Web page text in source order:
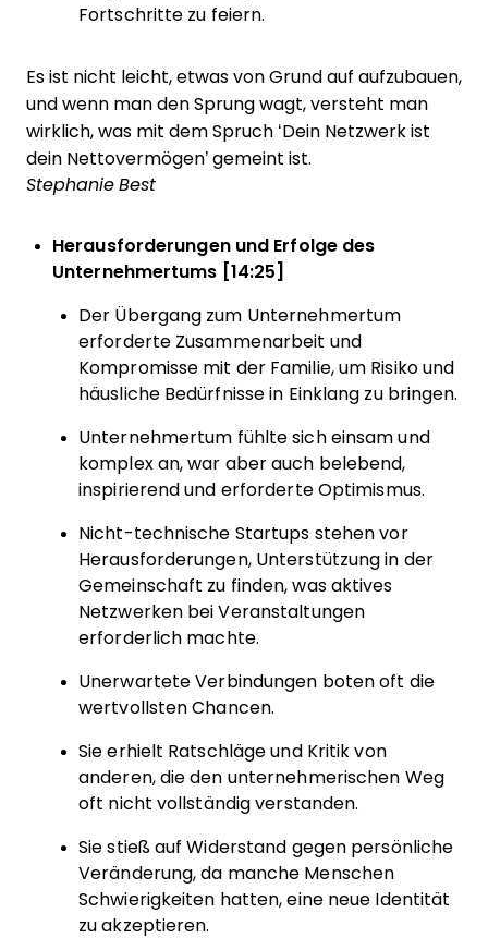
Fortschritte zu feiern.
Es ist nicht leicht, etwas von Grund auf aufzubauen,
und wenn man den Sprung wagt, versteht man
wirklich, was mit dem Spruch ‘Dein Netzwerk ist
dein Nettovermögen’ gemeint ist.
Stephanie Best
Herausforderungen und Erfolge des
Unternehmertums [14:25]
Der Übergang zum Unternehmertum
erforderte Zusammenarbeit und
Kompromisse mit der Familie, um Risiko und
häusliche Bedürfnisse in Einklang zu bringen.
Unternehmertum fühlte sich einsam und
komplex an, war aber auch belebend,
inspirierend und erforderte Optimismus.
Nicht-technische Startups stehen vor
Herausforderungen, Unterstützung in der
Gemeinschaft zu finden, was aktives
Netzwerken bei Veranstaltungen
erforderlich machte.
Unerwartete Verbindungen boten oft die
wertvollsten Chancen.
Sie erhielt Ratschläge und Kritik von
anderen, die den unternehmerischen Weg
oft nicht vollständig verstanden.
Sie stieß auf Widerstand gegen persönliche
Veränderung, da manche Menschen
Schwierigkeiten hatten, eine neue Identität
zu akzeptieren.